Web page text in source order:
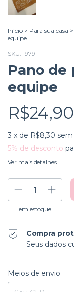
Início > Para sua casa >
equipe
SKU: 1979
Pano de
equipe
R$24,90
3 x de R$8,30 sem
5% de desconto
Ver mais detalhes
em estoque
Compra
Seus dados
Entregas para o CEP:
Meios de envio